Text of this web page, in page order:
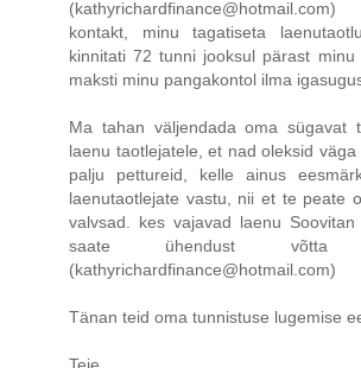
kontakt, minu tagatiseta
kinnitati 72 tunni jooksul pärast
maksti minu pangakontol ilma
Ma tahan väljendada oma sügavat
laenu taotlejatele, et nad oleksid
palju pettureid, kelle ainus
laenutaotlejate vastu, nii et te peate
valvsad. kes vajavad laenu
saate ühendust võtta
(kathyrichardfinance@hotmail.com)
Tänan teid oma tunnistuse lugemise